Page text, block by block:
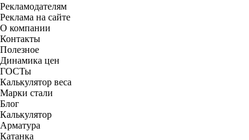
Рекламодателям
Реклама на сайте
О компании
Контакты
Полезное
Динамика цен
ГОСТы
Калькулятор веса
Марки стали
Блог
Калькулятор
Арматура
Катанка